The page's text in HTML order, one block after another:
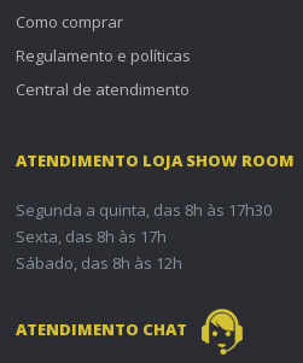
Como comprar
Regulamento e políticas
Central de atendimento
ATENDIMENTO LOJA SHOW ROOM
Segunda a quinta, das 8h às 17h30
Sexta, das 8h às 17h
Sábado, das 8h às 12h
ATENDIMENTO CHAT